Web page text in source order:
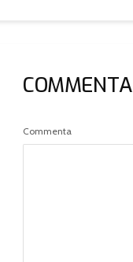
COMMENTA
Commenta